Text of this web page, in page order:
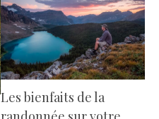
Les bienfaits de la